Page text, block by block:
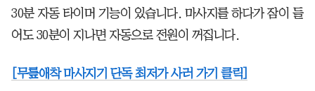
30분 자동 타이머 기능이 있습니다. 마사지를 하다가 잠이 들
어도 30분이 지나면 자동으로 전원이 꺼집니다.
[무릎애착 마사지기 단독 최저가 사러 가기 클릭]